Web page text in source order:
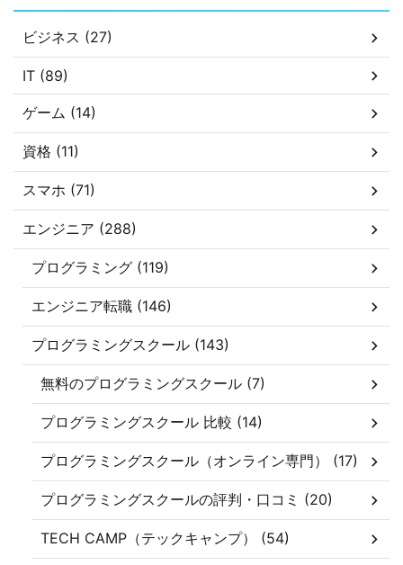
ビジネス (27)
IT (89)
ゲーム (14)
資格 (11)
スマホ (71)
エンジニア (288)
プログラミング (119)
エンジニア転職 (146)
プログラミングスクール (143)
無料のプログラミングスクール (7)
プログラミングスクール 比較 (14)
プログラミングスクール（オンライン専門） (17)
プログラミングスクールの評判・口コミ (20)
TECH CAMP（テックキャンプ） (54)